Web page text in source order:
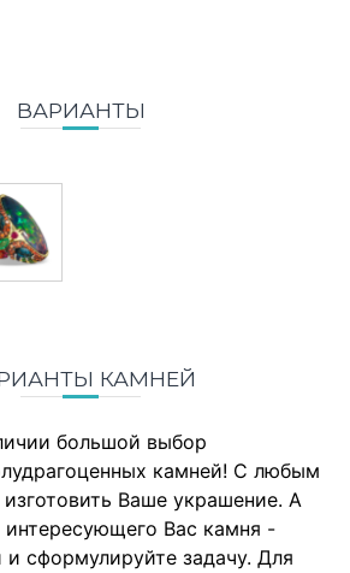
ВАРИАНТЫ
КАМНЕЙ
большой выбор
камней! С любым
Ваше украшение. А
Вас камня -
сформулируйте задачу. Для